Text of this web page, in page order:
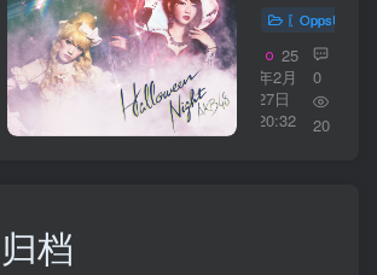
西野 カナ – Special Live ＂Christmas Magic＂【48kHz／24bit】日本区
ン・ナ
イト＜
Type A
＞(通常
〖OppsUplus
25
年2月
27日
20:32
0
20
归档